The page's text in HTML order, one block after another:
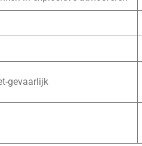
gevaarlijk